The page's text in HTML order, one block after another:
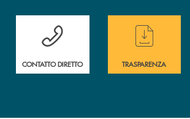
delle filiali
Hai bisogno di assistenza immediata ?
CONTATTO DIRETTO
Hai bisogno di
TRASPARENZA